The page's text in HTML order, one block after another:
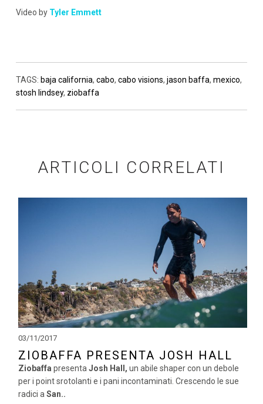
Video by Tyler Emmett
TAGS: baja california, cabo, cabo visions, jason baffa, mexico,
stosh lindsey, ziobaffa
ARTICOLI CORRELATI
03/11/2017
ZIOBAFFA PRESENTA JOSH HALL
Ziobaffa presentaJosh Hall, un abile shaper con un debole
per i point srotolanti e i pani incontaminati. Crescendo le sue
radici aSan..